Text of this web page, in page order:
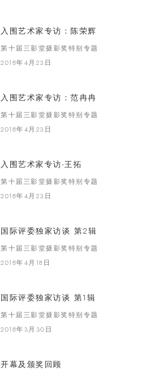
入围艺术家专访：陈荣辉
第十届三影堂摄影奖特别专题
2018年4月23日
入围艺术家专访：范冉冉
第十届三影堂摄影奖特别专题
2018年4月23日
入围艺术家专访-王拓
第十届三影堂摄影奖特别专题
2018年4月23日
国际评委独家访谈 第2辑
第十届三影堂摄影奖特别专题
2018年4月18日
国际评委独家访谈 第1辑
第十届三影堂摄影奖特别专题
2018年3月30日
开幕及颁奖回顾